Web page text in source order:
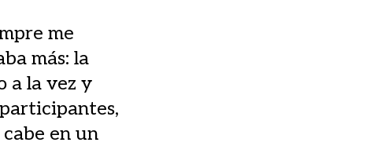
me
más: la
a la vez y
en un